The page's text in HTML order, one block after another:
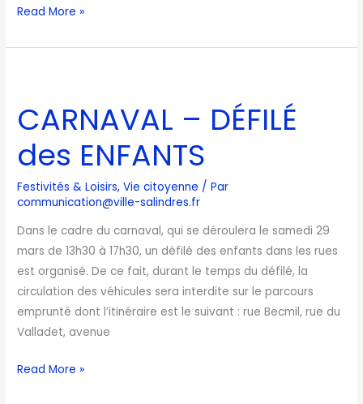
Read More »
CARNAVAL – DÉFILÉ
des ENFANTS
Festivités & Loisirs,Vie citoyenne / Par
communication@ville-salindres.fr
Dans le cadre du carnaval, qui se déroulera le samedi 29
mars de 13h30 à 17h30, un défilé des enfants dans les rues
est organisé. De ce fait, durant le temps du défilé, la
circulation des véhicules sera interdite sur le parcours
emprunté dont l’itinéraire est le suivant : rue Becmil, rue du
Valladet, avenue
DÉFILÉ
des
ENFANTS
Read More »